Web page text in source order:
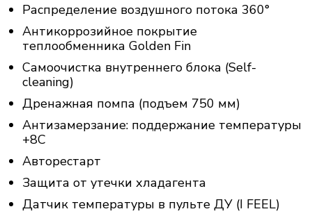
Распределение воздушного потока 360°
Антикоррозийное покрытие
теплообменника Golden Fin
Самоочистка внутреннего блока (Self-
cleaning)
Дренажная помпа (подъем 750 мм)
Антизамерзание: поддержание температуры
+8С
Авторестарт
Защита от утечки хладагента
Датчик температуры в пульте ДУ (I FEEL)